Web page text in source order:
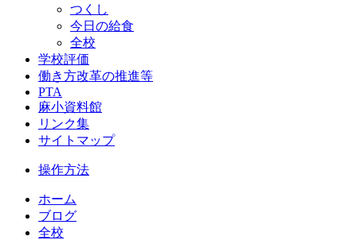
つくし
今日の給食
全校
学校評価
働き方改革の推進等
PTA
麻小資料館
リンク集
サイトマップ
操作方法
ホーム
ブログ
全校